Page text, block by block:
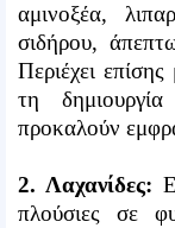
αμινοξέα,
σιδήρου,
Περιέχει
τη
προκαλούν
2. Λαχανίδες:
πλούσιες σε